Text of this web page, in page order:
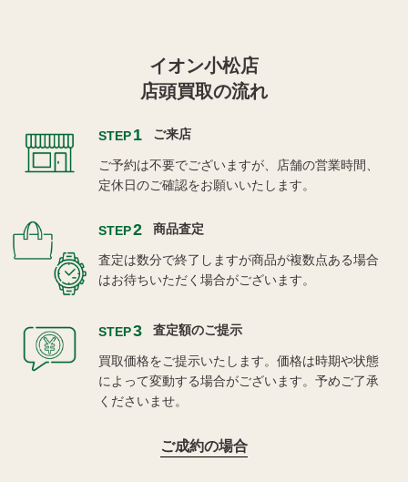
イオン小松店
店頭買取の流れ
STEP1 ご来店
ご予約は不要でございますが、店舗の営業時間、
定休日のご確認をお願いいたします。
STEP2 商品査定
査定は数分で終了しますが商品が複数点ある場合
はお待ちいただく場合がございます。
STEP3 査定額のご提示
買取価格をご提示いたします。価格は時期や状態
によって変動する場合がございます。予めご了承
くださいませ。
ご成約の場合